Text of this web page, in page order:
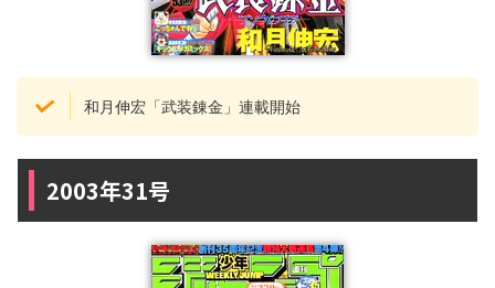
和月伸宏「武装錬金」連載開始
2003年31号